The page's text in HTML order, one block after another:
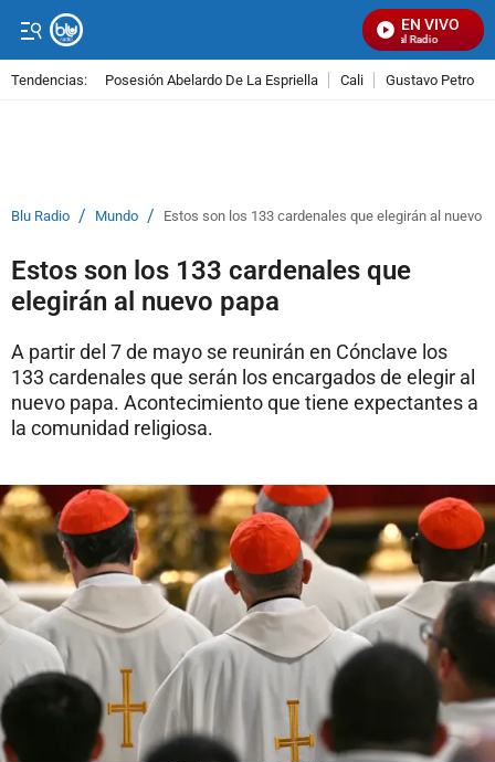
EN VIVO
Señal Visual Radio
Tendencias: Posesión Abelardo De La Espriella Cali Gustavo Petro
Blu Radio / Mundo / Estos son los 133 cardenales que elegirán al nuevo
Estos son los 133 cardenales que
elegirán al nuevo papa
A partir del 7 de mayo se reunirán en Cónclave los
133 cardenales que serán los encargados de elegir al
nuevo papa. Acontecimiento que tiene expectantes a
la comunidad religiosa.